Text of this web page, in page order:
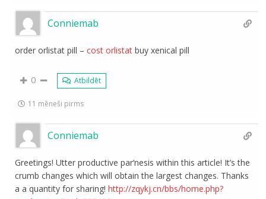
Conniemab
order orlistat pill –cost orlistat buy xenical pill
0 Atbildēt
11 mēneši pirms
Conniemab
Greetings! Utter productive par‘nesis within this article! It’s the
crumb changes which will obtain the largest changes. Thanks
a a quantity for sharing!http://zqykj.cn/bbs/home.php?